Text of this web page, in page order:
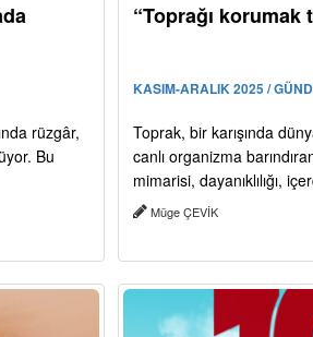
rüzgâr,
Bu
“Toprağı
KASIM-ARALIK 2025 /
Toprak, bir karışında
canlı organizma
mimarisi, dayanıklılığı,
Müge ÇEVİK